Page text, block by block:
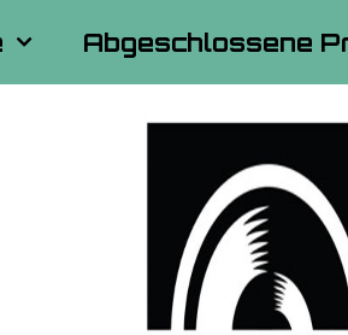
Abgeschlossene